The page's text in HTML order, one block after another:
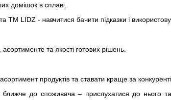
домішок в сплаві.
LIDZ - навчитися бачити підказки і
та якості готових рішень.
продуктів та ставати краще за
до споживача – прислухатися до нього та